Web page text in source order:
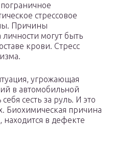
стрессовое
Причины
личности могут быть
крови. Стресс
угрожающая
в автомобильной
сесть за руль. И это
Биохимическая причина
находится в дефекте